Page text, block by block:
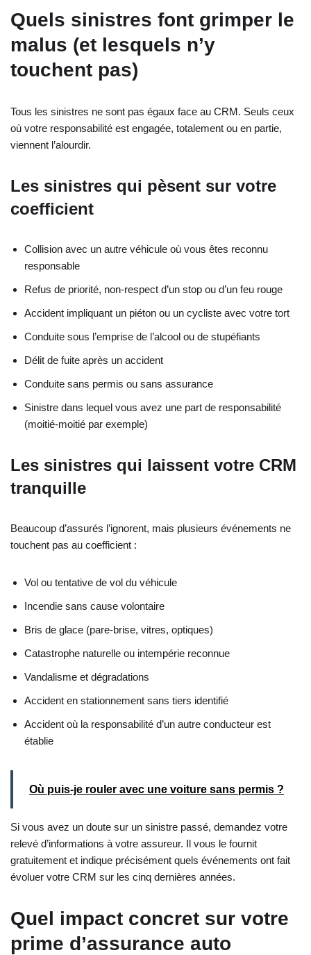
Quels sinistres font grimper le
malus (et lesquels n’y
touchent pas)
Tous les sinistres ne sont pas égaux face au CRM. Seuls ceux
où votre responsabilité est engagée, totalement ou en partie,
viennent l’alourdir.
Les sinistres qui pèsent sur votre
coefficient
Collision avec un autre véhicule où vous êtes reconnu
responsable
Refus de priorité, non-respect d’un stop ou d’un feu rouge
Accident impliquant un piéton ou un cycliste avec votre tort
Conduite sous l’emprise de l’alcool ou de stupéfiants
Délit de fuite après un accident
Conduite sans permis ou sans assurance
Sinistre dans lequel vous avez une part de responsabilité
(moitié-moitié par exemple)
Les sinistres qui laissent votre CRM
tranquille
Beaucoup d’assurés l’ignorent, mais plusieurs événements ne
touchent pas au coefficient :
Vol ou tentative de vol du véhicule
Incendie sans cause volontaire
Bris de glace (pare-brise, vitres, optiques)
Catastrophe naturelle ou intempérie reconnue
Vandalisme et dégradations
Accident en stationnement sans tiers identifié
Accident où la responsabilité d’un autre conducteur est
établie
Où puis-je rouler avec une voiture sans permis ?
Si vous avez un doute sur un sinistre passé, demandez votre
relevé d’informations à votre assureur. Il vous le fournit
gratuitement et indique précisément quels événements ont fait
évoluer votre CRM sur les cinq dernières années.
Quel impact concret sur votre
prime d’assurance auto